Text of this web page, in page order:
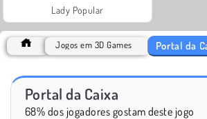
Lady Popular
Jogos em 3D Games Portal da
Portal da Caixa
68% dos jogadores gostam deste jogo